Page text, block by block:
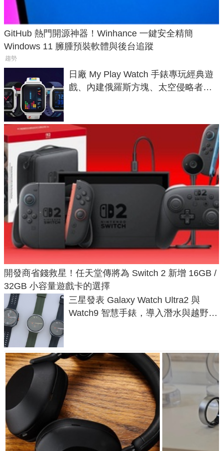
GitHub 熱門開源神器！Winhance 一鍵安全精簡
Windows 11 臃腫預裝軟體與後台追蹤
趨勢
日廠 My Play Watch 手錶專玩經典遊
戲、內建俄羅斯方塊、太空侵略者，
開發商省錢救星！任天堂傳將為 Switch 2 新增 16GB /
32GB 小容量遊戲卡的選擇
三星發表 Galaxy Watch Ultra2 與
Watch9 智慧手錶，導入潛水與越野跑